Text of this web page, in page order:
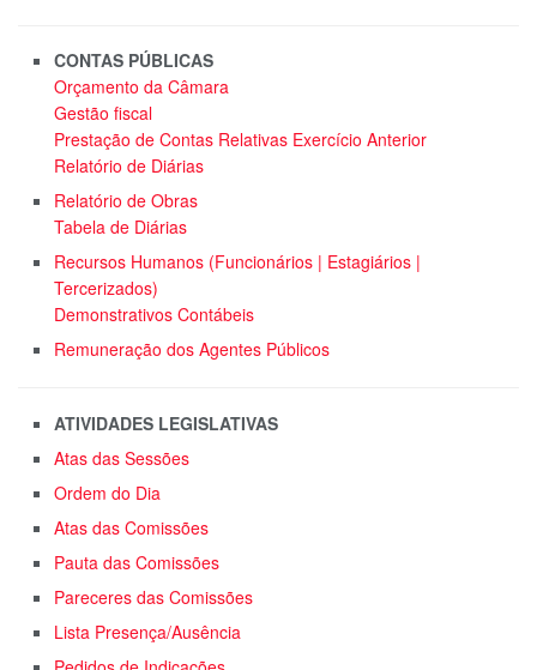
CONTAS PÚBLICAS
Orçamento da Câmara
Gestão fiscal
Prestação de Contas Relativas Exercício Anterior
Relatório de Diárias
Relatório de Obras
Tabela de Diárias
Recursos Humanos (Funcionários | Estagiários |
Tercerizados)
Demonstrativos Contábeis
Remuneração dos Agentes Públicos
ATIVIDADES LEGISLATIVAS
Atas das Sessões
Ordem do Dia
Atas das Comissões
Pauta das Comissões
Pareceres das Comissões
Lista Presença/Ausência